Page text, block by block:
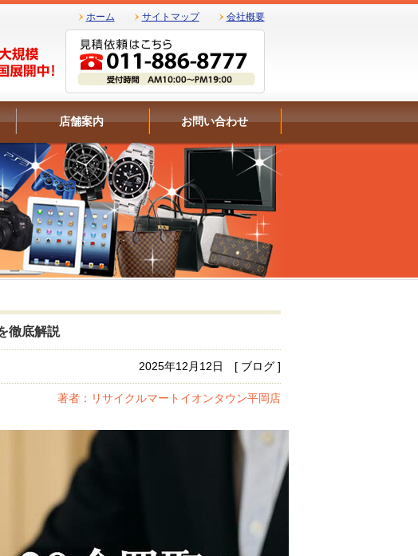
ホーム サイトマップ 会社概要
店舗案内 お問い合わせ
徹底解説
2025年12月12日 [ ブログ ]
著者：リサイクルマートイオンタウン平岡店